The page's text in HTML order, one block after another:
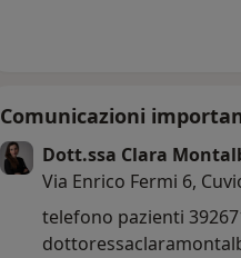
Comunicazioni
Dott.ssa Clara
Via Enrico Fermi 6,
telefono pazienti